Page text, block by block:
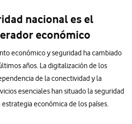
nacional es el
económico
económico y seguridad ha cambiado
años. La digitalización de los
de la conectividad y la
esenciales han situado la seguridad
económica de los países.